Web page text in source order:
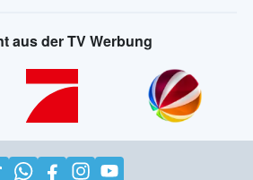
aus der TV Werbung